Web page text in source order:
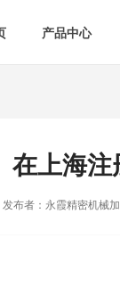
产品中心
在上海
发布者：永霞精密机械